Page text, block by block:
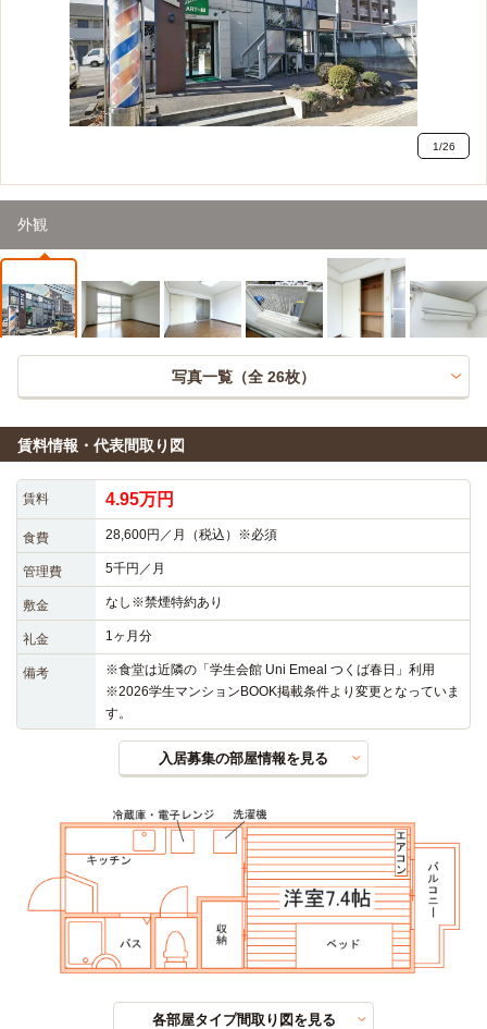
外観
1/26
写真一覧（全 26枚）
賃料情報・代表間取り図
賃料 4.95万円
食費 28,600円／月（税込）※必須
管理費 5千円／月
敷金 なし※禁煙特約あり
礼金 1ヶ月分
備考
※食堂は近隣の「学生会館 Uni Emeal つくば春日」利用
※2026学生マンションBOOK掲載条件より変更となっていま
す。
入居募集の部屋情報を見る
各部屋タイプ間取り図を見る